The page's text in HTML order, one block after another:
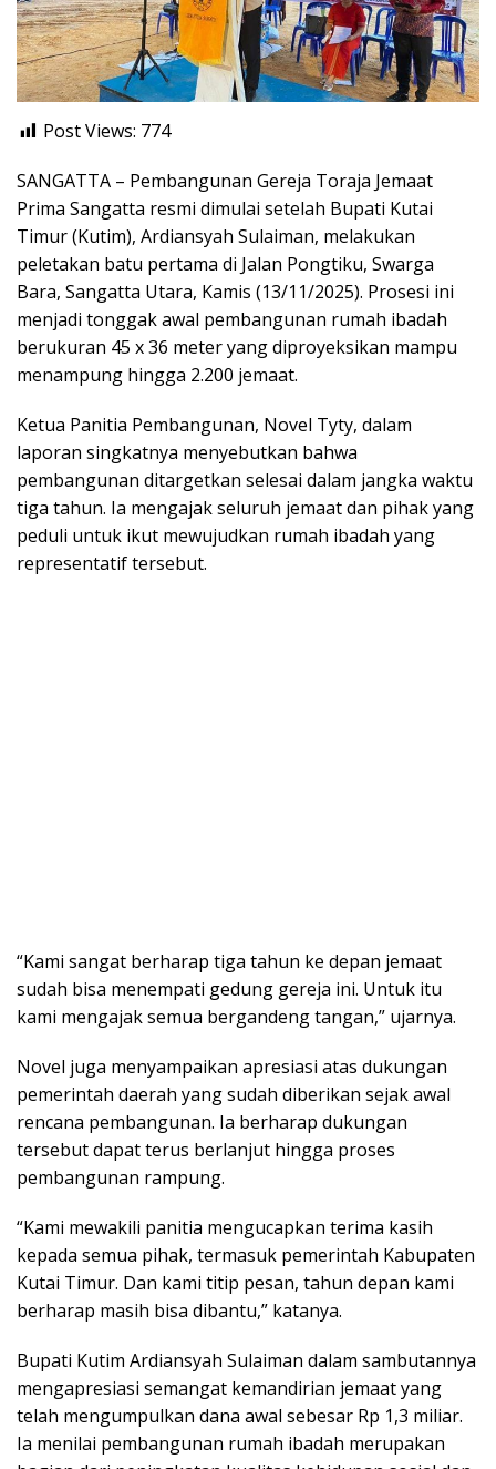
Post Views: 774
SANGATTA – Pembangunan Gereja Toraja Jemaat
Prima Sangatta resmi dimulai setelah Bupati Kutai
Timur (Kutim), Ardiansyah Sulaiman, melakukan
peletakan batu pertama di Jalan Pongtiku, Swarga
Bara, Sangatta Utara, Kamis (13/11/2025). Prosesi ini
menjadi tonggak awal pembangunan rumah ibadah
berukuran 45 x 36 meter yang diproyeksikan mampu
menampung hingga 2.200 jemaat.
Ketua Panitia Pembangunan, Novel Tyty, dalam
laporan singkatnya menyebutkan bahwa
pembangunan ditargetkan selesai dalam jangka waktu
tiga tahun. Ia mengajak seluruh jemaat dan pihak yang
peduli untuk ikut mewujudkan rumah ibadah yang
representatif tersebut.
“Kami sangat berharap tiga tahun ke depan jemaat
sudah bisa menempati gedung gereja ini. Untuk itu
kami mengajak semua bergandeng tangan,” ujarnya.
Novel juga menyampaikan apresiasi atas dukungan
pemerintah daerah yang sudah diberikan sejak awal
rencana pembangunan. Ia berharap dukungan
tersebut dapat terus berlanjut hingga proses
pembangunan rampung.
“Kami mewakili panitia mengucapkan terima kasih
kepada semua pihak, termasuk pemerintah Kabupaten
Kutai Timur. Dan kami titip pesan, tahun depan kami
berharap masih bisa dibantu,” katanya.
Bupati Kutim Ardiansyah Sulaiman dalam sambutannya
mengapresiasi semangat kemandirian jemaat yang
telah mengumpulkan dana awal sebesar Rp 1,3 miliar.
Ia menilai pembangunan rumah ibadah merupakan